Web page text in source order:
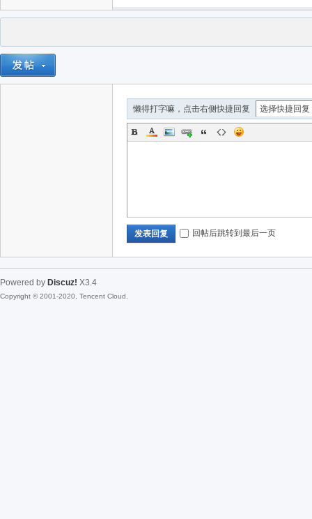
懒得打字嘛，点击右侧快捷回复
发表回复 回帖后跳转到最后一页
Powered by Discuz! X3.4
Copyright © 2001-2020, Tencent Cloud.